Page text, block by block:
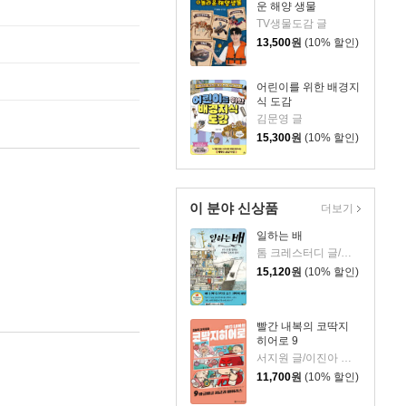
운 해양 생물
TV생물도감 글
13,500원 (10% 할인)
어린이를 위한 배경지
식 도감
김문영 글
15,300원 (10% 할인)
이 분야 신상품
일하는 배
톰 크레스터디 글/장석봉 그림
15,120원 (10% 할인)
빨간 내복의 코딱지
히어로 9
서지원 글/이진아 그림/와이즈만 영재교육연구소 감수
11,700원 (10% 할인)
더보기